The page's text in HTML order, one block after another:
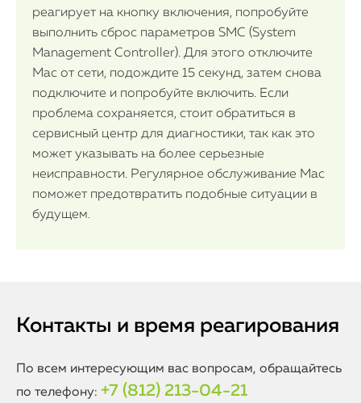
реагирует на кнопку включения, попробуйте
выполнить сброс параметров SMC (System
Management Controller). Для этого отключите
Mac от сети, подождите 15 секунд, затем снова
подключите и попробуйте включить. Если
проблема сохраняется, стоит обратиться в
сервисный центр для диагностики, так как это
может указывать на более серьезные
неисправности. Регулярное обслуживание Mac
поможет предотвратить подобные ситуации в
будущем.
Контакты и время реагирования
По всем интересующим вас вопросам, обращайтесь
по телефону: +7 (812) 213-04-21